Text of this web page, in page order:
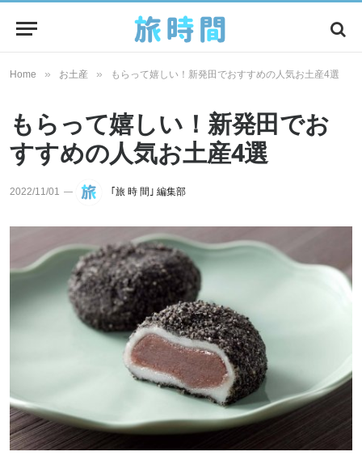
Home » お土産 » もらって嬉しい！新発田でおすすめの人気お土産4選
もらって嬉しい！新発田でお
すすめの人気お土産4選
2022/11/01 ｢旅 時 間｣ 編集部